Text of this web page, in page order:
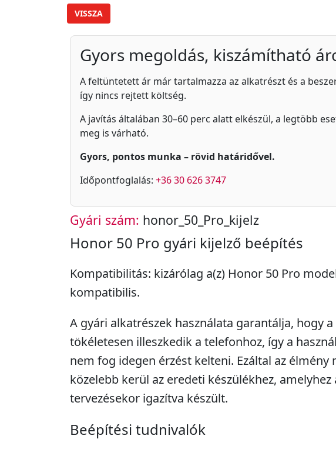
VISSZA
Gyors megoldás, kiszámítható
A feltüntetett ár már tartalmazza az alkatrészt és a
így nincs rejtett költség.
A javítás általában 30–60 perc alatt elkészül, a legtöbb
meg is várható.
Gyors, pontos munka – rövid határidővel.
Időpontfoglalás: +36 30 626 3747
Gyári szám: honor_50_Pro_kijelz
Honor 50 Pro gyári kijelző beépítés
Kompatibilitás: kizárólag a(z) Honor 50 Pro
kompatibilis.
A gyári alkatrészek használata garantálja, hogy
tökéletesen illeszkedik a telefonhoz, így a
nem fog idegen érzést kelteni. Ezáltal az élmény
közelebb kerül az eredeti készülékhez, amelyhez
tervezésekor igazítva készült.
Beépítési tudnivalók